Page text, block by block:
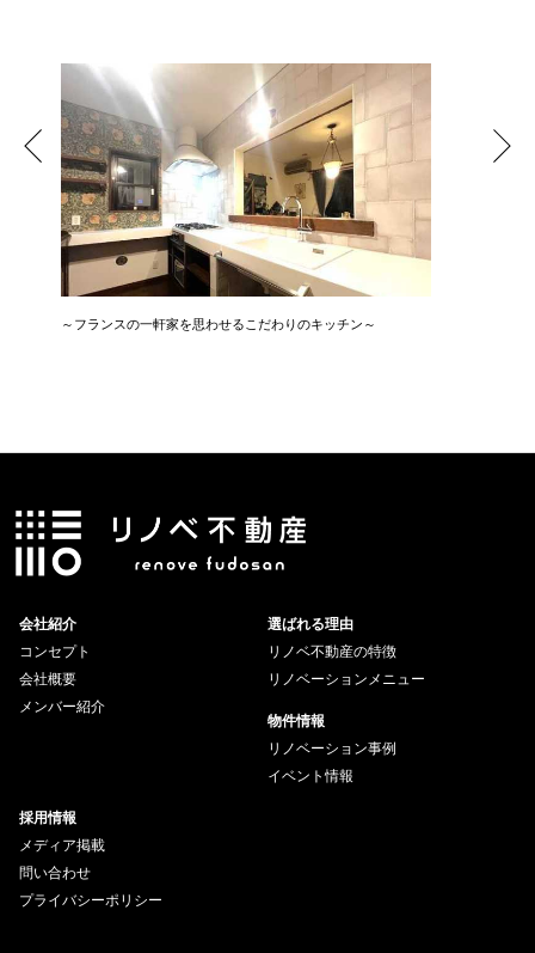
～フランスの一軒家を思わせるこだわりのキッチン～
会社紹介
コンセプト
会社概要
メンバー紹介
選ばれる理由
リノベ不動産の特徴
リノベーションメニュー
物件情報
リノベーション事例
イベント情報
採用情報
メディア掲載
問い合わせ
プライバシーポリシー